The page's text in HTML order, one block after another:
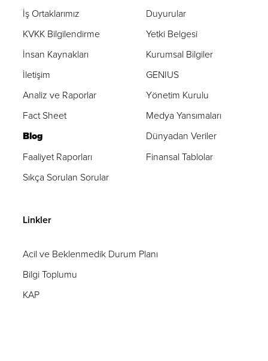
İş Ortaklarımız
Duyurular
KVKK Bilgilendirme
Yetki Belgesi
İnsan Kaynakları
Kurumsal Bilgiler
İletişim
GENIUS
Analiz ve Raporlar
Yönetim Kurulu
Fact Sheet
Medya Yansımaları
Blog
Dünyadan Veriler
Faaliyet Raporları
Finansal Tablolar
Sıkça Sorulan Sorular
Linkler
Acil ve Beklenmedik Durum Planı
Bilgi Toplumu
KAP